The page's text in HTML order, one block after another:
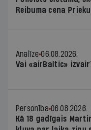
Reibuma cena
Analīze 06.08.2026.
Vai «airBaltic»
Personība 06.08.2026.
Kā 18 gadīgais